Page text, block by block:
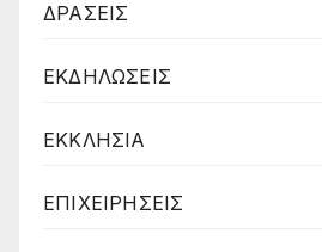
ΔΡΑΣΕΙΣ
ΕΚΔΗΛΩΣΕΙΣ
ΕΚΚΛΗΣΙΑ
ΕΠΙΧΕΙΡΗΣΕΙΣ